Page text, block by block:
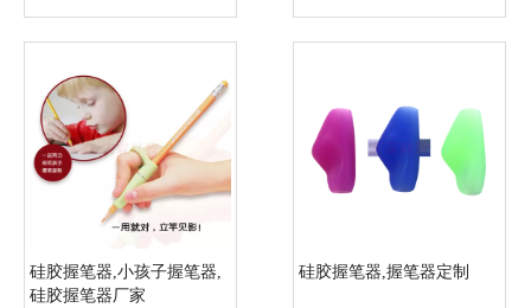
硅胶握笔器,小孩子握笔器,
硅胶握笔器厂家
硅胶握笔器,握笔器定制